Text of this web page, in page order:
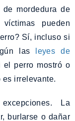
de mordedura de
pueden
Sí, incluso si
las
leyes de
el perro mostró o
es irrelevante.
La
burlarse o dañar